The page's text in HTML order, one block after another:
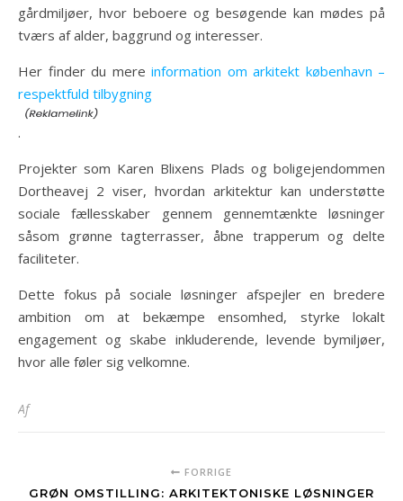
gårdmiljøer, hvor beboere og besøgende kan mødes på
tværs af alder, baggrund og interesser.
Her finder du mere information om arkitekt københavn –
respektfuld tilbygning
.
Projekter som Karen Blixens Plads og boligejendommen
Dortheavej 2 viser, hvordan arkitektur kan understøtte
sociale fællesskaber gennem gennemtænkte løsninger
såsom grønne tagterrasser, åbne trapperum og delte
faciliteter.
Dette fokus på sociale løsninger afspejler en bredere
ambition om at bekæmpe ensomhed, styrke lokalt
engagement og skabe inkluderende, levende bymiljøer,
hvor alle føler sig velkomne.
Af
FORRIGE
GRØN OMSTILLING: ARKITEKTONISKE LØSNINGER